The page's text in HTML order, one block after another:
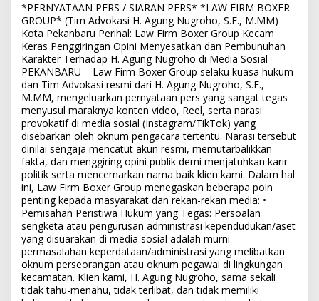
*PERNYATAAN PERS / SIARAN PERS* *LAW FIRM BOXER
GROUP* (Tim Advokasi H. Agung Nugroho, S.E., M.MM)
Kota Pekanbaru Perihal: Law Firm Boxer Group Kecam
Keras Penggiringan Opini Menyesatkan dan Pembunuhan
Karakter Terhadap H. Agung Nugroho di Media Sosial
PEKANBARU – Law Firm Boxer Group selaku kuasa hukum
dan Tim Advokasi resmi dari H. Agung Nugroho, S.E.,
M.MM, mengeluarkan pernyataan pers yang sangat tegas
menyusul maraknya konten video, Reel, serta narasi
provokatif di media sosial (Instagram/TikTok) yang
disebarkan oleh oknum pengacara tertentu. Narasi tersebut
dinilai sengaja mencatut akun resmi, memutarbalikkan
fakta, dan menggiring opini publik demi menjatuhkan karir
politik serta mencemarkan nama baik klien kami. Dalam hal
ini, Law Firm Boxer Group menegaskan beberapa poin
penting kepada masyarakat dan rekan-rekan media: •
Pemisahan Peristiwa Hukum yang Tegas: Persoalan
sengketa atau pengurusan administrasi kependudukan/aset
yang disuarakan di media sosial adalah murni
permasalahan keperdataan/administrasi yang melibatkan
oknum perseorangan atau oknum pegawai di lingkungan
kecamatan. Klien kami, H. Agung Nugroho, sama sekali
tidak tahu-menahu, tidak terlibat, dan tidak memiliki